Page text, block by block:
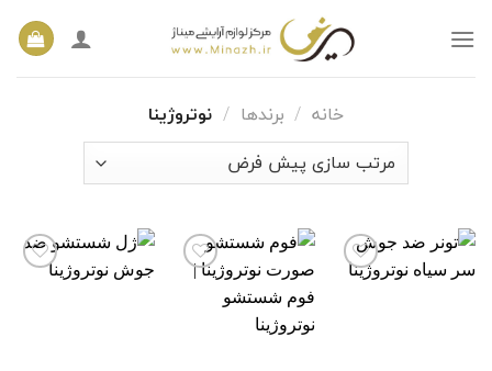
خانه / برندها / نوتروژینا